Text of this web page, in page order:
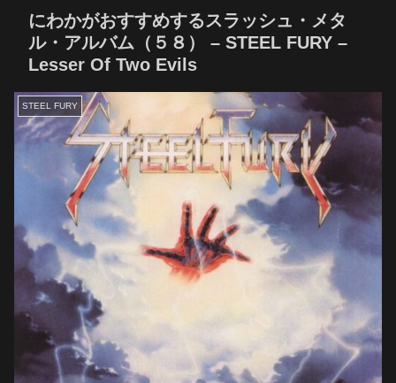
にわかがおすすめするスラッシュ・メタ
ル・アルバム（５８） – STEEL FURY –
Lesser Of Two Evils
STEEL FURY